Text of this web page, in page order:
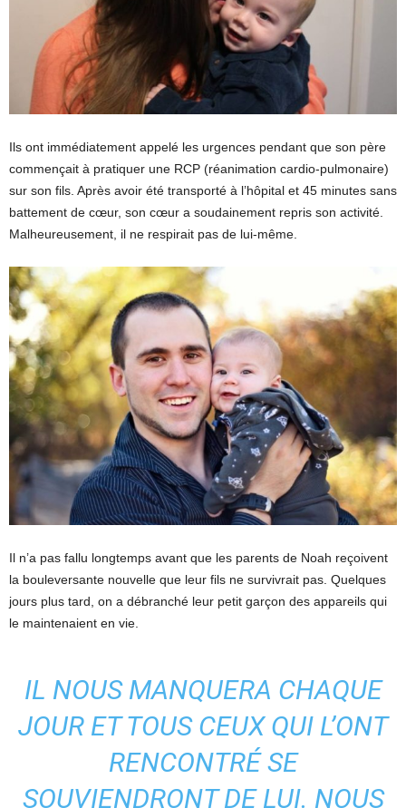
Ils ont immédiatement appelé les urgences pendant que son père
commençait à pratiquer une RCP (réanimation cardio-pulmonaire)
sur son fils. Après avoir été transporté à l’hôpital et 45 minutes sans
battement de cœur, son cœur a soudainement repris son activité.
Malheureusement, il ne respirait pas de lui-même.
Il n’a pas fallu longtemps avant que les parents de Noah reçoivent
la bouleversante nouvelle que leur fils ne survivrait pas. Quelques
jours plus tard, on a débranché leur petit garçon des appareils qui
le maintenaient en vie.
IL NOUS MANQUERA CHAQUE
JOUR ET TOUS CEUX QUI L’ONT
RENCONTRÉ SE
SOUVIENDRONT DE LUI. NOUS